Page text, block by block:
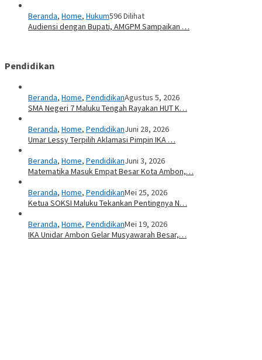
Beranda, Home, Hukum596 Dilihat
Audiensi dengan Bupati, AMGPM Sampaikan …
Pendidikan
Beranda, Home, PendidikanAgustus 5, 2026
SMA Negeri 7 Maluku Tengah Rayakan HUT K…
Beranda, Home, PendidikanJuni 28, 2026
Umar Lessy Terpilih Aklamasi Pimpin IKA …
Beranda, Home, PendidikanJuni 3, 2026
Matematika Masuk Empat Besar Kota Ambon,…
Beranda, Home, PendidikanMei 25, 2026
Ketua SOKSI Maluku Tekankan Pentingnya N…
Beranda, Home, PendidikanMei 19, 2026
IKA Unidar Ambon Gelar Musyawarah Besar,…